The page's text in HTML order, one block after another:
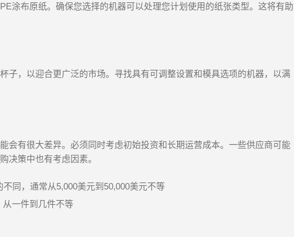
涂布原纸。确保您选择的机器可以处理您计划使用的纸张类型。这将有助
子，以迎合更广泛的市场。寻找具有可调整设置和模具选项的机器，以满
会有很大差异。必须同时考虑初始投资和长期运营成本。一些供应商可能
决策中也有考虑因素。
同，通常从5,000美元到50,000美元不等
一件到几件不等